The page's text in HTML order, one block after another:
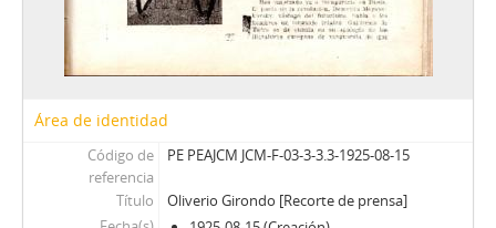
Área de identidad
Código de
referencia
PE PEAJCM JCM-F-03-3-3.3-1925-08-15
Título
Oliverio Girondo [Recorte de prensa]